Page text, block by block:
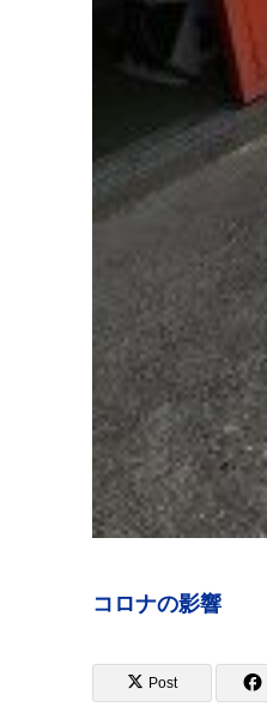
コロナの影響
Post